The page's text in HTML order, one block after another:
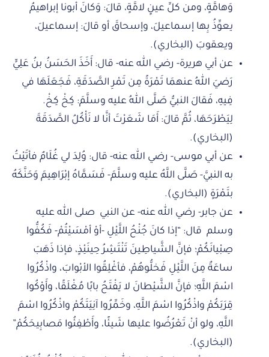
وَهامَّةٍ، ومن كلِّ عينٍ لامَّةٍ، قالَ: وَكانَ أبونا إبراهيمُ
يعوِّذُ بِها إسماعيلَ، وإسحاقَ أو قالَ: إسماعيلَ،
ويعقوبَ (البخاري).
عن أبي هريرة- رضي الله عنه- قال: أَخَذَ الحَسَنُ بنُ عَلِيٍّ
رَضيَ اللهُ عنهمَا تَمْرَةً مِن تَمْرِ الصَّدَقَةِ، فَجَعَلَهَا في
فِيهِ، فَقالَ النبيُّ صَلَّى اللهُ عليه وسلَّمَ: كِخْ كِخْ.
لِيَطْرَحَهَا، ثُمَّ قالَ: أَمَا شَعَرْتَ أنَّا لا نَأْكُلُ الصَّدَقَةَ
(البخاري).
عن أبي موسى- رضي الله عنه- قال: وُلِدَ لي غُلَامٌ فأتَيْتُ
به النبيَّ- صَلَّى اللَّهُ عليه وسلَّمَ- فَسَمَّاهُ إبْرَاهِيمَ وَحَنَّكَهُ
بتَمْرَةٍ (البخاري).
عن جابر- رضي الله عنه- عن النبي صلى الله عليه
وسلم قال: “إذا كانَ جُنْحُ اللَّيْلِ -أوْ أمْسَيْتُمْ- فَكُفُّوا
صِبْيانَكُمْ؛ فإنَّ الشَّياطِينَ تَنْتَشِرُ حِينَئِذٍ، فإذا ذَهَبَ
ساعَةٌ مِنَ اللَّيْلِ فَخلُّوهُمْ، فأغْلِقُوا الأبْوابَ، واذْكُرُوا
اسْمَ اللَّهِ؛ فإنَّ الشَّيْطانَ لا يَفْتَحُ بابًا مُغْلَقًا، وأَوْكُوا
قِرَبَكُمْ واذْكُرُوا اسْمَ اللَّهِ، وخَمِّرُوا آنِيَتَكُمْ واذْكُرُوا اسْمَ
اللَّهِ، ولو أنْ تَعْرُضُوا عليها شَيئًا، وأَطْفِئُوا مَصابِيحَكُمْ”
(البخاري).